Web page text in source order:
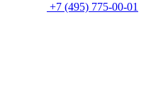
+7 (495) 775-00-01